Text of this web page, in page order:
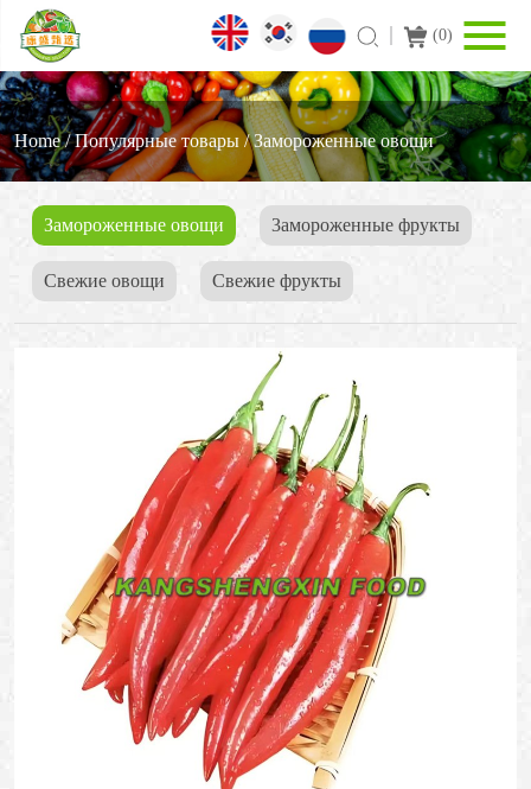
(0)
Home/Популярные товары /Замороженные овощи
Замороженные овощи 3амороженные фрукты
Свежие овощи Cвежие фрукты